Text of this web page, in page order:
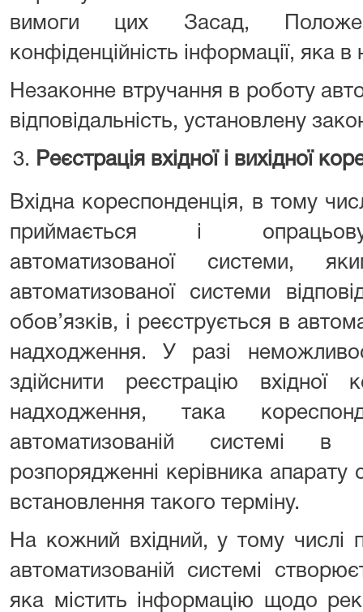
вимоги цих Засад,
конфіденційність інформації, яка в
Незаконне втручання в роботу
відповідальність, установлену
Реєстрація вхідної і вихідної
Вхідна кореспонденція, в тому
приймається і
автоматизованої системи,
автоматизованої системи
обов’язків, і реєструється в
надходження. У разі
здійснити реєстрацію вхідної
надходження, така
автоматизованій системі
розпорядженні керівника апарату
встановлення такого терміну.
На кожний вхідний, у тому числі
автоматизованій системі
яка містить інформацію щодо